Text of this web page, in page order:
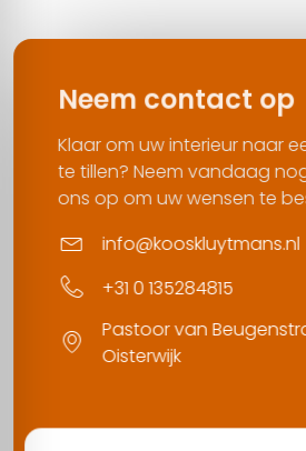
Neem contact op
Klaar om uw interieur naar
te tillen? Neem vandaag
ons op om uw wensen te
info@kooskluytmans.nl
+31 0 135284815
Pastoor van
Oisterwijk